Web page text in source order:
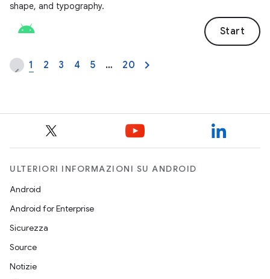
shape, and typography.
Start
1 2 3 4 5 … 20
ULTERIORI INFORMAZIONI SU ANDROID
Android
Android for Enterprise
Sicurezza
Source
Notizie